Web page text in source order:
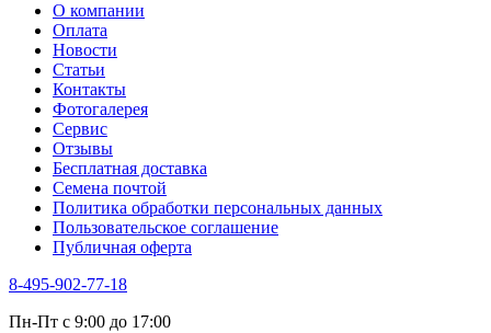
О компании
Оплата
Новости
Статьи
Контакты
Фотогалерея​
Сервис
Отзывы
Бесплатная доставка
Семена почтой
Политика обработки персональных данных
Пользовательское соглашение
Публичная оферта
8-495-902-77-18
Пн-Пт с 9:00 до 17:00